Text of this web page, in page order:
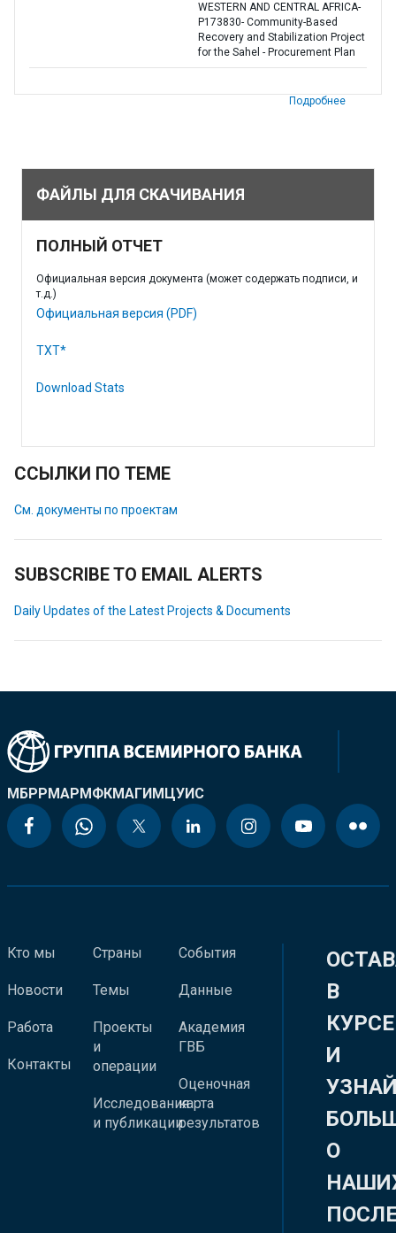
WESTERN AND CENTRAL AFRICA-
P173830- Community-Based
Recovery and Stabilization Project
for the Sahel - Procurement Plan
Подробнее
ФАЙЛЫ ДЛЯ СКАЧИВАНИЯ
ПОЛНЫЙ ОТЧЕТ
Официальная версия документа (может содержать подписи, и
т.д.)
Официальная версия (PDF)
TXT*
Download Stats
ССЫЛКИ ПО ТЕМЕ
См. документы по проектам
SUBSCRIBE TO EMAIL ALERTS
Daily Updates of the Latest Projects & Documents
МБРРМАРМФКМАГИМЦУИС
Кто мы
Новости
Работа
Контакты
Страны
Темы
Проекты
и
операции
Исследования
и публикации
События
Данные
Академия
ГВБ
Оценочная
карта
результатов
В
КУРСЕ
И
О